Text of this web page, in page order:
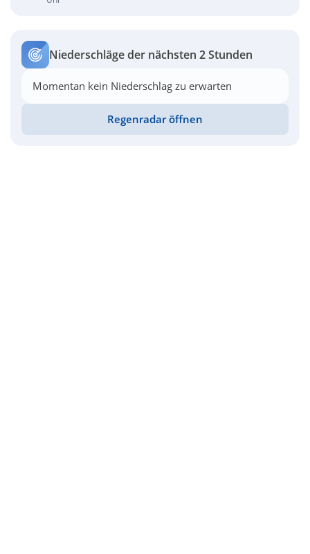
Niederschläge der nächsten 2 Stunden
Momentan kein Niederschlag zu erwarten
Regenradar öffnen